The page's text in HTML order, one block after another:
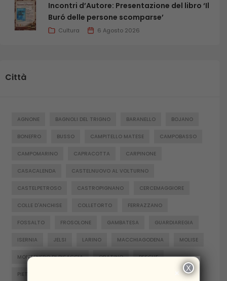
Incontri d’Autore: Presentazione del libro ‘Il
Buró delle persone scomparse’
Cultura 6 Agosto 2026
Città
AGNONE BAGNOLI DEL TRIGNO BARANELLO BOJANO
BONEFRO BUSSO CAMPITELLO MATESE CAMPOBASSO
CAMPOMARINO CAPRACOTTA CARPINONE
CASACALENDA CASTELNUOVO AL VOLTURNO
CASTELPETROSO CASTROPIGNANO CERCEMAGGIORE
COLLE D'ANCHISE COLLETORTO FERRAZZANO
FOSSALTO FROSOLONE GAMBATESA GUARDIAREGIA
ISERNIA JELSI LARINO MACCHIAGODENA MOLISE
MONTENERO DI BISACCIA ORATINO PESCHE
PIETRABBONDANTE × X